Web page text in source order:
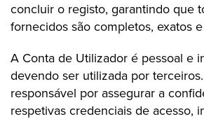
concluir o registo, garantindo que
fornecidos são completos, exatos
A Conta de Utilizador é pessoal e
devendo ser utilizada por
responsável por assegurar a
respetivas credenciais de acesso,